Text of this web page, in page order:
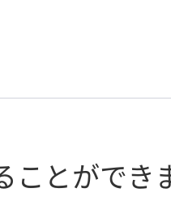
ことができ